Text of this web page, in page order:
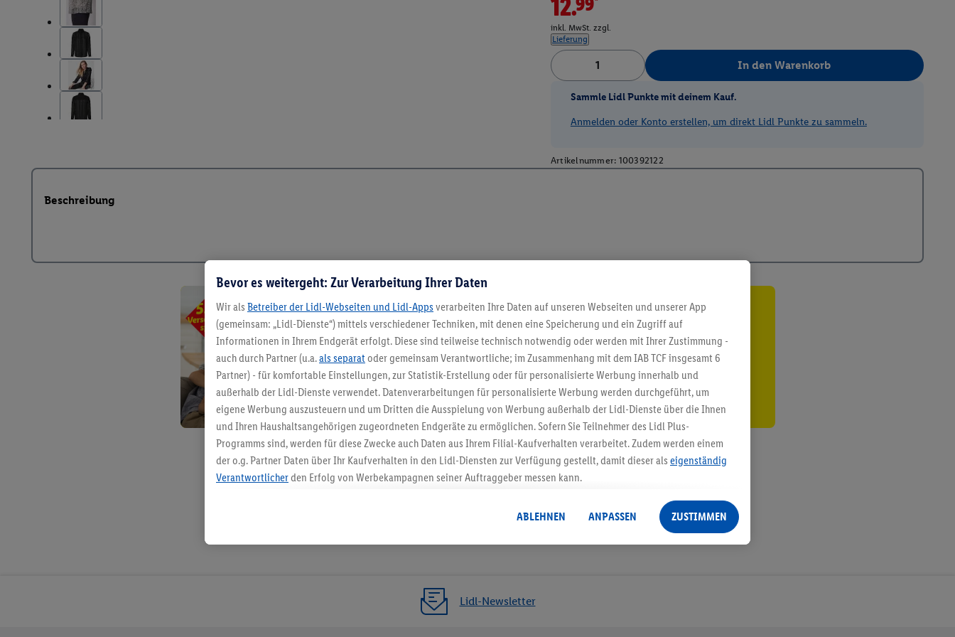
12.99*
inkl. MwSt. zzgl.
Lieferung
In den Warenkorb
Sammle Lidl Punkte mit deinem Kauf.
Anmelden oder Konto erstellen, um direkt Lidl Punkte zu sammeln.
Artikelnummer: 100392122
Beschreibung
5.95 € Versand sparen³²ᵃ
Jetzt zum Newsletter anmelden
Gutschein sichern!
Lidl-Newsletter
Bevor es weitergeht: Zur Verarbeitung Ihrer Daten
Wir als Betreiber der Lidl-Webseiten und Lidl-Apps verarbeiten Ihre Daten auf unseren Webseiten und unserer App
(gemeinsam: „Lidl-Dienste“) mittels verschiedener Techniken, mit denen eine Speicherung und ein Zugriff auf
Informationen in Ihrem Endgerät erfolgt. Diese sind teilweise technisch notwendig oder werden mit Ihrer Zustimmung -
auch durch Partner (u.a.als separat oder gemeinsam Verantwortliche; im Zusammenhang mit dem IAB TCF insgesamt 6
Partner) - für komfortable Einstellungen, zur Statistik-Erstellung oder für personalisierte Werbung innerhalb und
außerhalb der Lidl-Dienste verwendet. Datenverarbeitungen für personalisierte Werbung werden durchgeführt, um
eigene Werbung auszusteuern und um Dritten die Ausspielung von Werbung außerhalb der Lidl-Dienste über die Ihnen
und Ihren Haushaltsangehörigen zugeordneten Endgeräte zu ermöglichen. Sofern Sie Teilnehmer des Lidl Plus-
Programms sind, werden für diese Zwecke auch Daten aus Ihrem Filial-Kaufverhalten verarbeitet. Zudem werden einem
der o.g. Partner Daten über Ihr Kaufverhalten in den Lidl-Diensten zur Verfügung gestellt, damit dieser als eigenständig
Verantwortlicherden Erfolg von Werbekampagnen seiner Auftraggeber messen kann.
angereicherten Profilen. Dies umfasst die Zusammenführung von Daten (z.B. über Ihre Nutzung der Lidl-Dienste, Ihr
Kaufverhalten in den Lidl-Diensten, Informationen aus Ihrem Kundenkonto - z.B. Alter oder Geschlecht - sowie Ihre
genauen Standortdaten) auch über verschiedene Endgeräte und Lidl-Dienste hinweg einschließlich dem Speichern von
Erfolgsmessung der Werbung, zur Zielgruppenforschung, zur Entwicklung von Angeboten sowie zur technischen
Sicherung und Optimierung dieser Werbeausspielungen.
ABLEHNEN ANPASSEN ZUSTIMMEN